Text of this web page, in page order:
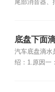
尾部消音器、
底盘下面
汽车底盘滴水
绍：1.原因一